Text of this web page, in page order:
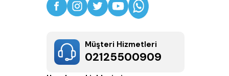
Müşteri Hizmetleri
02125500909